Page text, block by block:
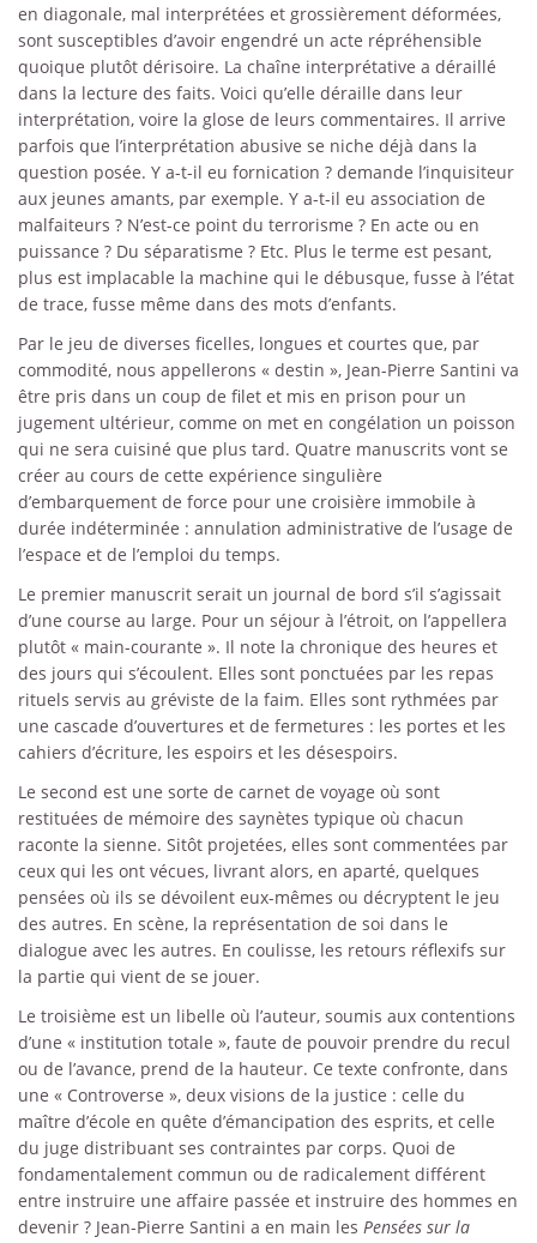
en diagonale, mal interprétées et grossièrement déformées,
sont susceptibles d’avoir engendré un acte répréhensible
quoique plutôt dérisoire. La chaîne interprétative a déraillé
dans la lecture des faits. Voici qu’elle déraille dans leur
interprétation, voire la glose de leurs commentaires. Il arrive
parfois que l’interprétation abusive se niche déjà dans la
question posée. Y a-t-il eu fornication ? demande l’inquisiteur
aux jeunes amants, par exemple. Y a-t-il eu association de
malfaiteurs ? N’est-ce point du terrorisme ? En acte ou en
puissance ? Du séparatisme ? Etc. Plus le terme est pesant,
plus est implacable la machine qui le débusque, fusse à l’état
de trace, fusse même dans des mots d’enfants.
Par le jeu de diverses ficelles, longues et courtes que, par
commodité, nous appellerons « destin », Jean-Pierre Santini va
être pris dans un coup de filet et mis en prison pour un
jugement ultérieur, comme on met en congélation un poisson
qui ne sera cuisiné que plus tard. Quatre manuscrits vont se
créer au cours de cette expérience singulière
d’embarquement de force pour une croisière immobile à
durée indéterminée : annulation administrative de l’usage de
l’espace et de l’emploi du temps.
Le premier manuscrit serait un journal de bord s’il s’agissait
d’une course au large. Pour un séjour à l’étroit, on l’appellera
plutôt « main-courante ». Il note la chronique des heures et
des jours qui s’écoulent. Elles sont ponctuées par les repas
rituels servis au gréviste de la faim. Elles sont rythmées par
une cascade d’ouvertures et de fermetures : les portes et les
cahiers d’écriture, les espoirs et les désespoirs.
Le second est une sorte de carnet de voyage où sont
restituées de mémoire des saynètes typique où chacun
raconte la sienne. Sitôt projetées, elles sont commentées par
ceux qui les ont vécues, livrant alors, en aparté, quelques
pensées où ils se dévoilent eux-mêmes ou décryptent le jeu
des autres. En scène, la représentation de soi dans le
dialogue avec les autres. En coulisse, les retours réflexifs sur
la partie qui vient de se jouer.
Le troisième est un libelle où l’auteur, soumis aux contentions
d’une « institution totale », faute de pouvoir prendre du recul
ou de l’avance, prend de la hauteur. Ce texte confronte, dans
une « Controverse », deux visions de la justice : celle du
maître d’école en quête d’émancipation des esprits, et celle
du juge distribuant ses contraintes par corps. Quoi de
fondamentalement commun ou de radicalement différent
entre instruire une affaire passée et instruire des hommes en
devenir ? Jean-Pierre Santini a en main les Pensées sur la